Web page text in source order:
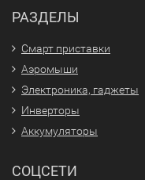
РАЗДЕЛЫ
Смарт приставки
Аэромыши
Электроника, гаджеты
Инверторы
Аккумуляторы
СОЦСЕТИ